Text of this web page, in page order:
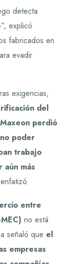
detecta
explicó
fabricados en
evadir
exigencias,
del
Maxeon perdió
poder
trabajo
aún más
entre
no está
señaló que el
empresas